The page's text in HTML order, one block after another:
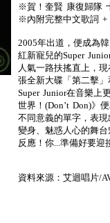
※賀！奎賢 康復歸隊
※內附完整中文歌詞 +
2005年出道，便成為
紅新寵兒的Super
人氣一路扶搖直上，
張全新大碟「第二擊
Super Junior在音樂上
世界！(Don’t Don)》
不同意義的單字，表
變身、魅惑人心的舞
反應！你...準備好要迎
資料來源：艾迴唱片/